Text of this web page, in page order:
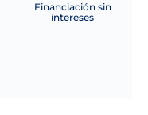
Financiación sin
intereses